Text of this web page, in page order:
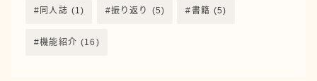
同人誌 (1) 振り返り (5) 書籍 (5)
機能紹介 (16)